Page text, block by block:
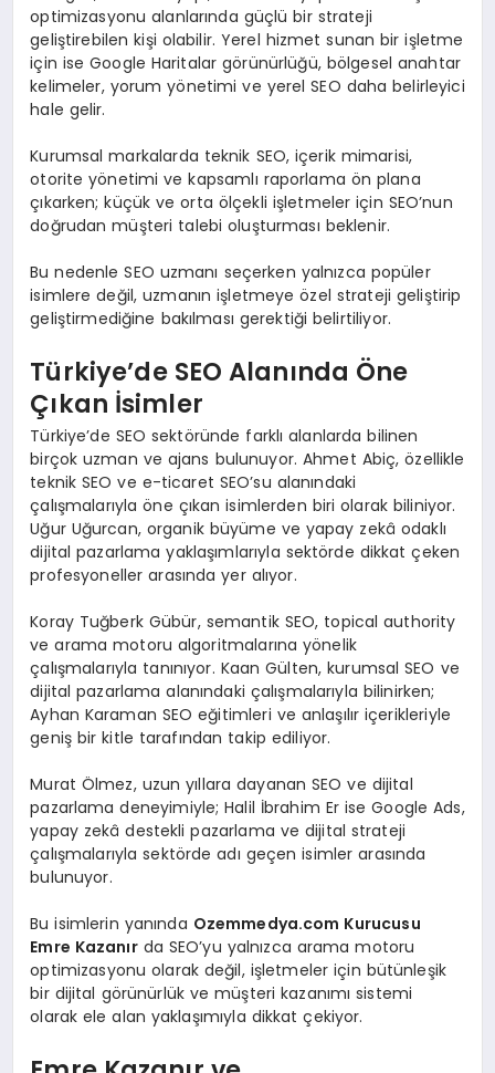
optimizasyonu alanlarında güçlü bir strateji
geliştirebilen kişi olabilir. Yerel hizmet sunan bir işletme
için ise Google Haritalar görünürlüğü, bölgesel anahtar
kelimeler, yorum yönetimi ve yerel SEO daha belirleyici
hale gelir.
Kurumsal markalarda teknik SEO, içerik mimarisi,
otorite yönetimi ve kapsamlı raporlama ön plana
çıkarken; küçük ve orta ölçekli işletmeler için SEO’nun
doğrudan müşteri talebi oluşturması beklenir.
Bu nedenle SEO uzmanı seçerken yalnızca popüler
isimlere değil, uzmanın işletmeye özel strateji geliştirip
geliştirmediğine bakılması gerektiği belirtiliyor.
Türkiye’de SEO Alanında Öne
Çıkan İsimler
Türkiye’de SEO sektöründe farklı alanlarda bilinen
birçok uzman ve ajans bulunuyor. Ahmet Abiç, özellikle
teknik SEO ve e-ticaret SEO’su alanındaki
çalışmalarıyla öne çıkan isimlerden biri olarak biliniyor.
Uğur Uğurcan, organik büyüme ve yapay zekâ odaklı
dijital pazarlama yaklaşımlarıyla sektörde dikkat çeken
profesyoneller arasında yer alıyor.
Koray Tuğberk Gübür, semantik SEO, topical authority
ve arama motoru algoritmalarına yönelik
çalışmalarıyla tanınıyor. Kaan Gülten, kurumsal SEO ve
dijital pazarlama alanındaki çalışmalarıyla bilinirken;
Ayhan Karaman SEO eğitimleri ve anlaşılır içerikleriyle
geniş bir kitle tarafından takip ediliyor.
Murat Ölmez, uzun yıllara dayanan SEO ve dijital
pazarlama deneyimiyle; Halil İbrahim Er ise Google Ads,
yapay zekâ destekli pazarlama ve dijital strateji
çalışmalarıyla sektörde adı geçen isimler arasında
bulunuyor.
Bu isimlerin yanında Ozemmedya.com Kurucusu
Emre Kazanırda SEO’yu yalnızca arama motoru
optimizasyonu olarak değil, işletmeler için bütünleşik
bir dijital görünürlük ve müşteri kazanımı sistemi
olarak ele alan yaklaşımıyla dikkat çekiyor.